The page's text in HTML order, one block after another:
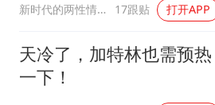
击
新时代的两性情感 17跟贴 打开APP
天冷了，加特林也需预热
一下！